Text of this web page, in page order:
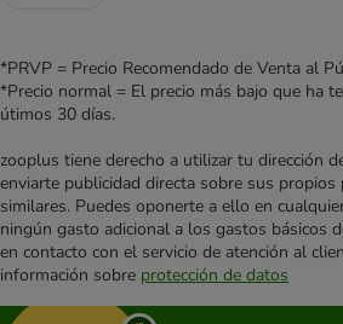
*PRVP = Precio Recomendado de Venta al
*Precio normal = El precio más bajo que ha
útimos 30 días.
zooplus tiene derecho a utilizar tu dirección
enviarte publicidad directa sobre sus propios
similares. Puedes oponerte a ello en
ningún gasto adicional a los gastos básicos
en contacto con el servicio de atención al
información sobre protección de datos